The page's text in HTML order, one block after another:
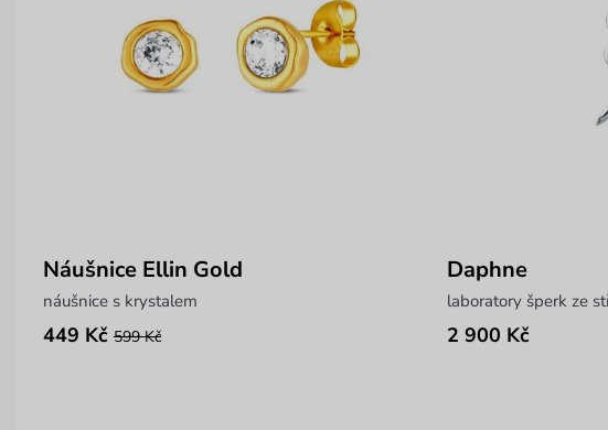
Náušnice Ellin Gold
náušnice s krystalem
449 Kč 599 Kč
Daphne
2 900 Kč